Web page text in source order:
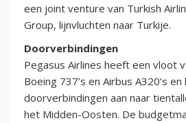
een joint venture van Turkish
Group, lijnvluchten naar Turkije.
Doorverbindingen
Pegasus Airlines heeft een vloot
Boeing 737’s en Airbus A320’s
doorverbindingen aan naar
het Midden-Oosten. De